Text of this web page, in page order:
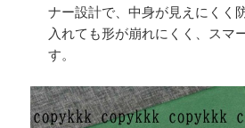
ナー設計で、中身が見えにくく
入れても形が崩れにくく、スマ
す。